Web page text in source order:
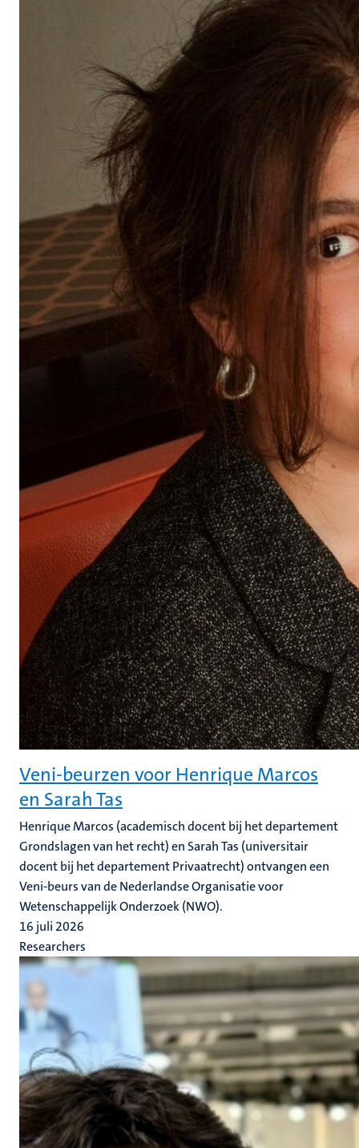
Veni-beurzen voor Henrique Marcos
en Sarah Tas
Henrique Marcos (academisch docent bij het departement
Grondslagen van het recht) en Sarah Tas (universitair
docent bij het departement Privaatrecht) ontvangen een
Veni-beurs van de Nederlandse Organisatie voor
Wetenschappelijk Onderzoek (NWO).
16 juli 2026
Researchers